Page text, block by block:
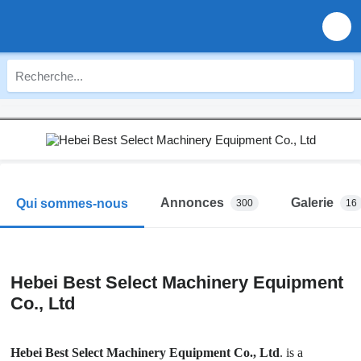
Qui sommes-nous Annonces 300 Galerie 16
Hebei Best Select Machinery Equipment
Co., Ltd
Hebei Best Select Machinery Equipment Co., Ltd. is a